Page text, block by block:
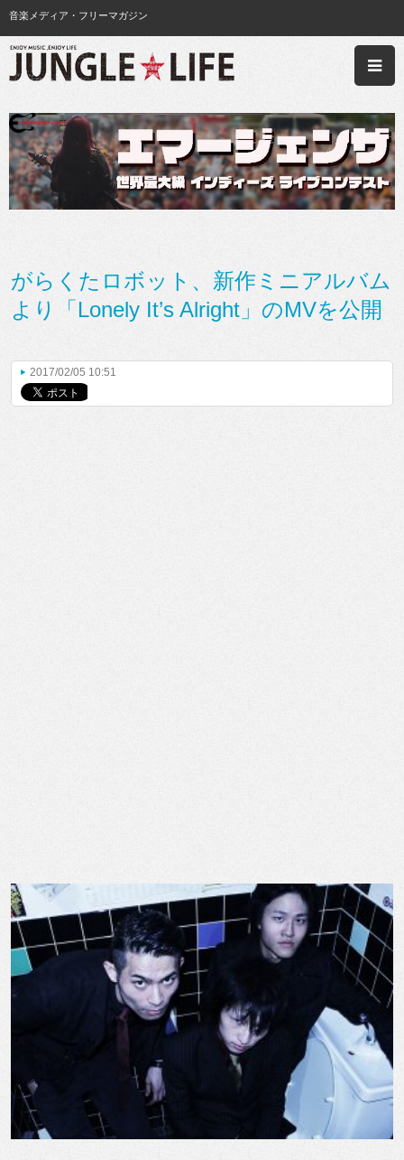
音楽メディア・フリーマガジン
がらくたロボット、新作ミニアルバム
より「Lonely It’s Alright」のMVを公開
2017/02/05 10:51